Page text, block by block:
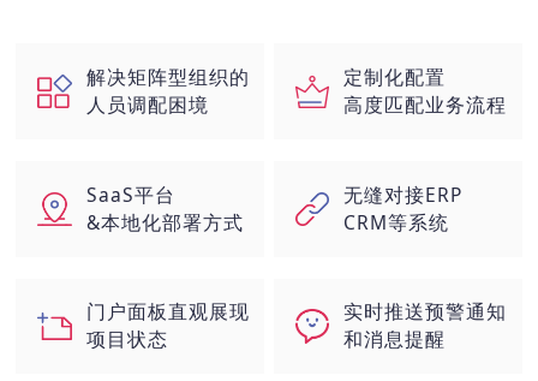
解决矩阵型组织的
人员调配困境
定制化配置
高度匹配业务流程
SaaS平台
&本地化部署方式
无缝对接ERP
CRM等系统
门户面板直观展现
项目状态
实时推送预警通知
和消息提醒